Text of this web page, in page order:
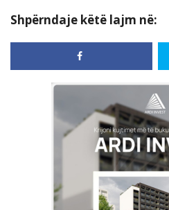
Shpërndaje këtë lajm në: